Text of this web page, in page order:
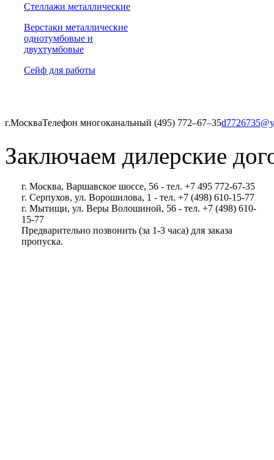
Стеллажи металлические
Верстаки металлические
однотумбовые и
двухтумбовые
Сейф для работы
г.МоскваТелефон многоканальный (495) 772‒67‒35
Заключаем дилерские
г. Москва, Варшавское шоссе, 56 - тел. +7 495 772-67-35
г. Серпухов, ул. Ворошилова, 1 - тел. +7 (498) 610-15-77
г. Мытищи, ул. Веры Волошиной, 56 - тел. +7 (498) 610-
15-77
Предварительно позвонить (за 1-3 часа) для заказа
пропуска.